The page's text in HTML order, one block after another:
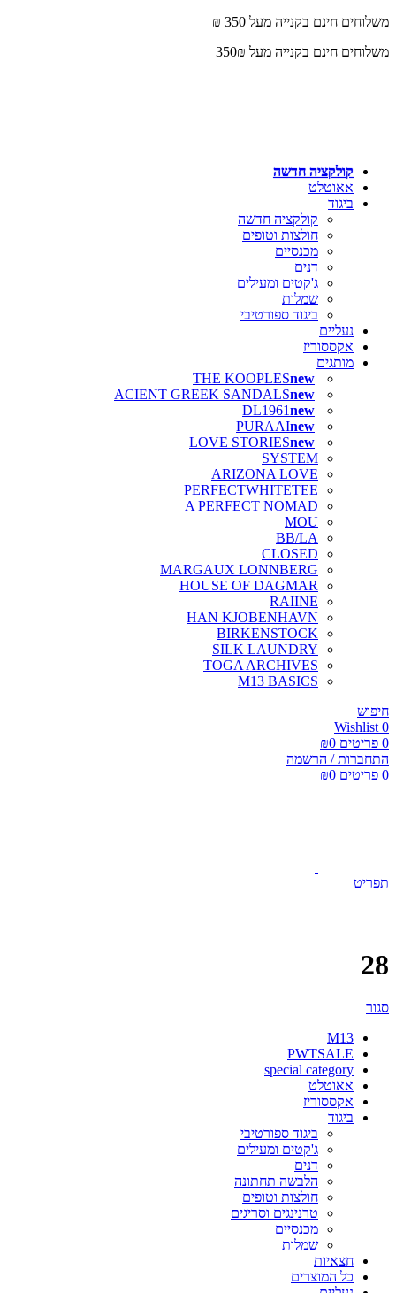
קולקציה חדשה
אאוטלט
ביגוד
קולקציה חדשה
חולצות וטופים
מכנסיים
דנים
ג'קטים ומעילים
שמלות
ביגוד ספורטיבי
נעליים
אקססוריז
מותגים
THE KOOPLES
ACIENT GREEK SANDALS
DL1961
PURAAI
LOVE STORIES
SYSTEM
ARIZONA LOVE
PERFECTWHITETEE
A PERFECT NOMAD
MOU
BB/LA
CLOSED
MARGAUX LONNBERG
HOUSE OF DAGMAR
RAIINE
HAN KJOBENHAVN
BIRKENSTOCK
SILK LAUNDRY
TOGA ARCHIVES
M13 BASICS
חיפוש
0
Wishlist
0 פריטים ₪0
התחברות / הרשמה
0 פריטים ₪0
תפריט
28
סגור
M13
PWTSALE
special category
אאוטלט
אקססוריז
ביגוד
ביגוד ספורטיבי
ג'קטים ומעילים
דנים
הלבשה תחתונה
חולצות וטופים
טרנינגים וסריגים
מכנסיים
שמלות
חצאיות
כל המוצרים
משלוחים חינם בקנייה מעל 350 ₪
משלוחים חינם בקנייה מעל 350₪